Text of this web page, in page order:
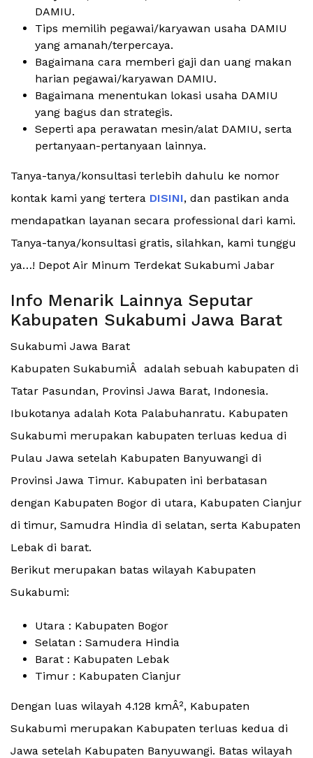
DAMIU.
Tips memilih pegawai/karyawan usaha DAMIU
yang amanah/terpercaya.
Bagaimana cara memberi gaji dan uang makan
harian pegawai/karyawan DAMIU.
Bagaimana menentukan lokasi usaha DAMIU
yang bagus dan strategis.
Seperti apa perawatan mesin/alat DAMIU, serta
pertanyaan-pertanyaan lainnya.
Tanya-tanya/konsultasi terlebih dahulu ke nomor
kontak kami yang tertera DISINI, dan pastikan anda
mendapatkan layanan secara professional dari kami.
Tanya-tanya/konsultasi gratis, silahkan, kami tunggu
ya…! Depot Air Minum Terdekat Sukabumi Jabar
Info Menarik Lainnya Seputar
Kabupaten Sukabumi Jawa Barat
Sukabumi Jawa Barat
Kabupaten SukabumiÂ adalah sebuah kabupaten di
Tatar Pasundan, Provinsi Jawa Barat, Indonesia.
Ibukotanya adalah Kota Palabuhanratu. Kabupaten
Sukabumi merupakan kabupaten terluas kedua di
Pulau Jawa setelah Kabupaten Banyuwangi di
Provinsi Jawa Timur. Kabupaten ini berbatasan
dengan Kabupaten Bogor di utara, Kabupaten Cianjur
di timur, Samudra Hindia di selatan, serta Kabupaten
Lebak di barat.
Berikut merupakan batas wilayah Kabupaten
Sukabumi:
Utara : Kabupaten Bogor
Selatan : Samudera Hindia
Barat : Kabupaten Lebak
Timur : Kabupaten Cianjur
Dengan luas wilayah 4.128 kmÂ², Kabupaten
Sukabumi merupakan Kabupaten terluas kedua di
Jawa setelah Kabupaten Banyuwangi. Batas wilayah